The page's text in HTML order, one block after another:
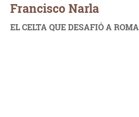
Francisco Narla
EL CELTA QUE DESAFIÓ A ROMA